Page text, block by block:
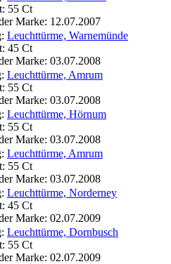
55 Ct
Marke: 12.07.2007
Leuchttürme, Warnemünde
45 Ct
Marke: 03.07.2008
Leuchttürme, Amrum
55 Ct
Marke: 03.07.2008
Leuchttürme, Hörnum
55 Ct
Marke: 03.07.2008
Leuchttürme, Amrum
55 Ct
Marke: 03.07.2008
Leuchttürme, Norderney
45 Ct
Marke: 02.07.2009
Leuchttürme, Dornbusch
55 Ct
Marke: 02.07.2009